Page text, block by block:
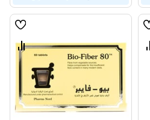
قائمة
الامنيات
قارن
قائمة
قارن
بين